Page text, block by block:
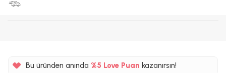
Bu üründen anında %5 Love Puan kazanırsın!